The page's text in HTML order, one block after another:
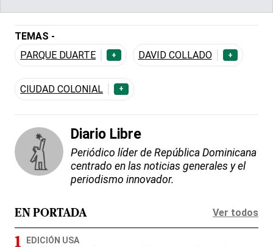
TEMAS -
PARQUE DUARTE
+ DAVID COLLADO +
CIUDAD COLONIAL +
Diario Libre
Periódico líder de República Dominicana
centrado en las noticias generales y el
periodismo innovador.
EN PORTADA Ver todos
EDICIÓN USA